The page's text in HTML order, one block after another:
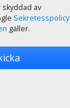
av
Sekretesspolicy
gäller.